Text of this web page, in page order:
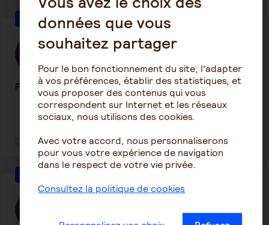
Autres pathologies
camille
Pleurs
23
Autres pathologies
données que vous
souhaitez partager
Pour le bon fonctionnement du site, l'adapter
à vos préférences, établir des statistiques, et
vous proposer des contenus qui vous
correspondent sur Internet et les réseaux
sociaux, nous utilisons des cookies.
Avec votre accord, nous personnaliserons
pour vous votre expérience de navigation
dans le respect de votre vie privée.
Consultez la politique de cookies